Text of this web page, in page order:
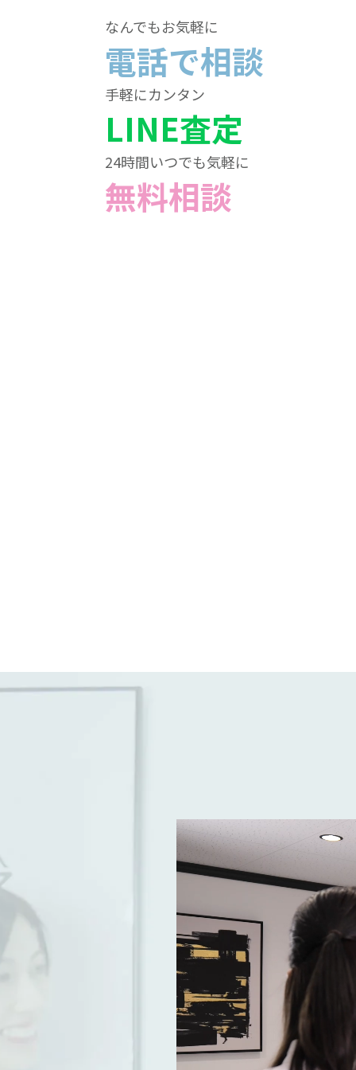
なんでもお気軽に
電話で相談
手軽にカンタン
LINE査定
24時間いつでも気軽に
無料相談